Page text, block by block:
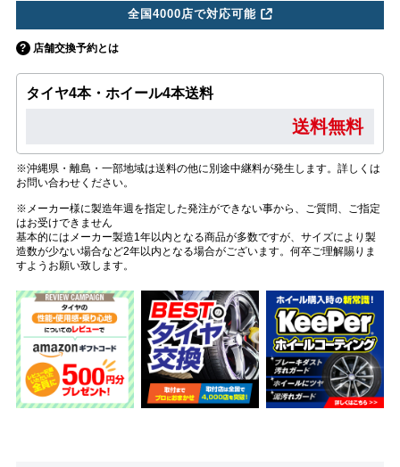
全国4000店で対応可能
店舗交換予約とは
タイヤ4本・ホイール4本送料
送料無料
※沖縄県・離島・一部地域は送料の他に別途中継料が発生します。詳しくは
お問い合わせください。
※メーカー様に製造年週を指定した発注ができない事から、ご質問、ご指定
はお受けできません
基本的にはメーカー製造1年以内となる商品が多数ですが、サイズにより製
造数が少ない場合など2年以内となる場合がございます。何卒ご理解賜りま
すようお願い致します。